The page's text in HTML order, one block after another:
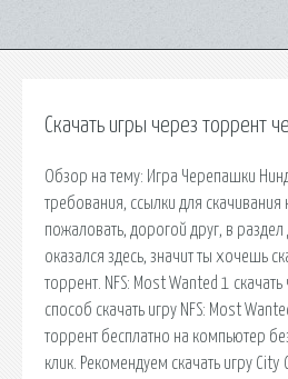
Скачать игры через торрент
Обзор на тему: Игра Черепашки
требования, ссылки для
пожаловать, дорогой друг, в раздел
оказался здесь, значит ты хочешь
торрент. NFS: Most Wanted 1
способ скачать игру NFS: Most
торрент бесплатно на компьютер
клик. Рекомендуем скачать игру